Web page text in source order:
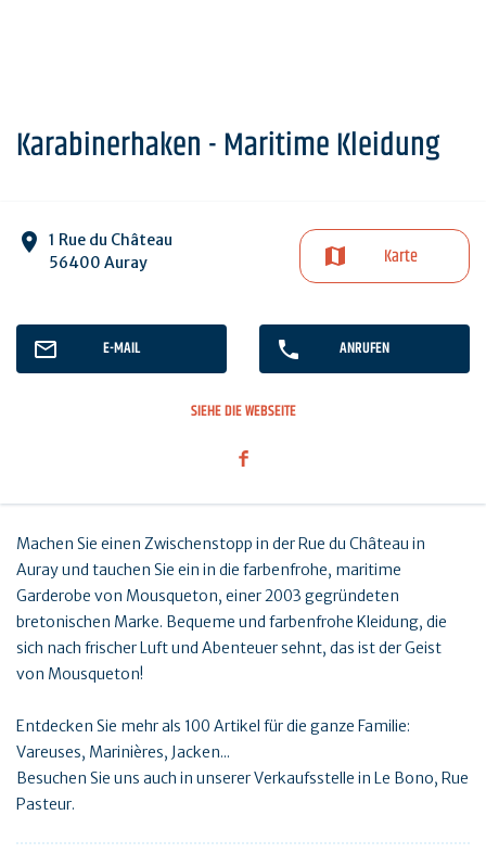
Karabinerhaken - Maritime Kleidung
1 Rue du Château
56400 Auray
Karte
E-MAIL ANRUFEN
SIEHE DIE WEBSEITE
Machen Sie einen Zwischenstopp in der Rue du Château in
Auray und tauchen Sie ein in die farbenfrohe, maritime
Garderobe von Mousqueton, einer 2003 gegründeten
bretonischen Marke. Bequeme und farbenfrohe Kleidung, die
sich nach frischer Luft und Abenteuer sehnt, das ist der Geist
von Mousqueton!
Entdecken Sie mehr als 100 Artikel für die ganze Familie:
Vareuses, Marinières, Jacken...
Besuchen Sie uns auch in unserer Verkaufsstelle in Le Bono, Rue
Pasteur.